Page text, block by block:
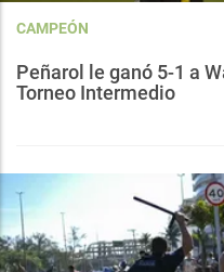
CAMPEÓN
Peñarol le ganó 5-1 a
Torneo Intermedio